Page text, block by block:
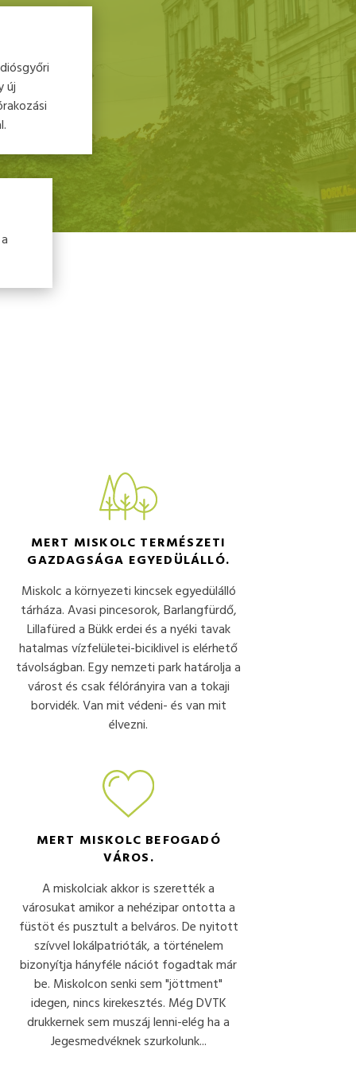
új
MERT MISKOLC TERMÉSZETI
GAZDAGSÁGA EGYEDÜLÁLLÓ.
Miskolc a környezeti kincsek egyedülálló
tárháza. Avasi pincesorok, Barlangfürdő,
Lillafüred a Bükk erdei és a nyéki tavak
hatalmas vízfelületei-biciklivel is elérhető
távolságban. Egy nemzeti park határolja a
várost és csak félórányira van a tokaji
borvidék. Van mit védeni- és van mit
élvezni.
MERT MISKOLC BEFOGADÓ
VÁROS.
A miskolciak akkor is szerették a
városukat amikor a nehézipar ontotta a
füstöt és pusztult a belváros. De nyitott
szívvel lokálpatrióták, a történelem
bizonyítja hányféle nációt fogadtak már
be. Miskolcon senki sem "jöttment"
idegen, nincs kirekesztés. Még DVTK
drukkernek sem muszáj lenni-elég ha a
Jegesmedvéknek szurkolunk...